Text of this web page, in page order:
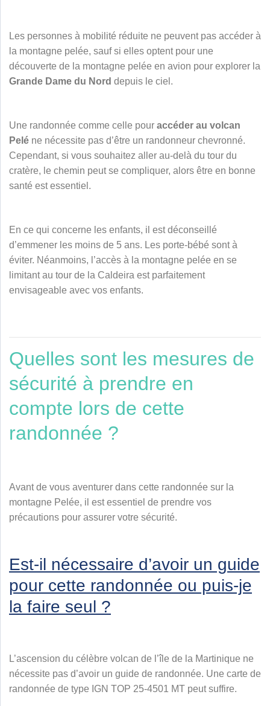
Les personnes à mobilité réduite ne peuvent pas accéder à
la montagne pelée, sauf si elles optent pour une
découverte de la montagne pelée en avion pour explorer la
Grande Dame du Nord depuis le ciel.
Une randonnée comme celle pour accéder au volcan
Pelé ne nécessite pas d’être un randonneur chevronné.
Cependant, si vous souhaitez aller au-delà du tour du
cratère, le chemin peut se compliquer, alors être en bonne
santé est essentiel.
En ce qui concerne les enfants, il est déconseillé
d’emmener les moins de 5 ans. Les porte-bébé sont à
éviter. Néanmoins, l’accès à la montagne pelée en se
limitant au tour de la Caldeira est parfaitement
envisageable avec vos enfants.
Quelles sont les mesures de
sécurité à prendre en
compte lors de cette
randonnée ?
Avant de vous aventurer dans cette randonnée sur la
montagne Pelée, il est essentiel de prendre vos
précautions pour assurer votre sécurité.
Est-il nécessaire d’avoir un guide
pour cette randonnée ou puis-je
la faire seul ?
L’ascension du célèbre volcan de l’île de la Martinique ne
nécessite pas d’avoir un guide de randonnée. Une carte de
randonnée de type IGN TOP 25-4501 MT peut suffire.